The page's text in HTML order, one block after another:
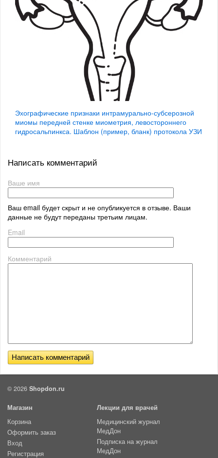
Эхографические признаки интрамурально-субсерозной
миомы передней стенке миометрия, левостороннего
гидросальпинкса. Шаблон (пример, бланк) протокола УЗИ
Написать комментарий
Ваше имя
Ваш email будет скрыт и не опубликуется в отзыве. Ваши
данные не будут переданы третьим лицам.
Email
Комментарий
© 2026 Shopdon.ru
Магазин
Корзина
Оформить заказ
Вход
Регистрация
Лекции для врачей
Медицинский журнал
МедДон
Подписка на журнал
МедДон